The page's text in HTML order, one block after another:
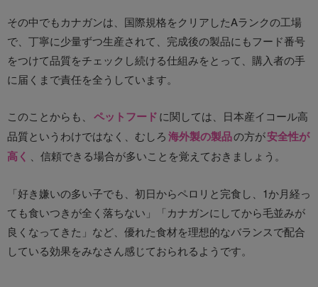
その中でもカナガンは、国際規格をクリアしたAランクの工場
で、丁寧に少量ずつ生産されて、完成後の製品にもフード番号
をつけて品質をチェックし続ける仕組みをとって、購入者の手
に届くまで責任を全うしています。
このことからも、 ペットフードに関しては、日本産イコール高
品質というわけではなく、むしろ海外製の製品の方が安全性が
高く
、信頼できる場合が多いことを覚えておきましょう。
「好き嫌いの多い子でも、初日からペロリと完食し、1か月経っ
ても食いつきが全く落ちない」「カナガンにしてから毛並みが
良くなってきた」など、優れた食材を理想的なバランスで配合
している効果をみなさん感じておられるようです。